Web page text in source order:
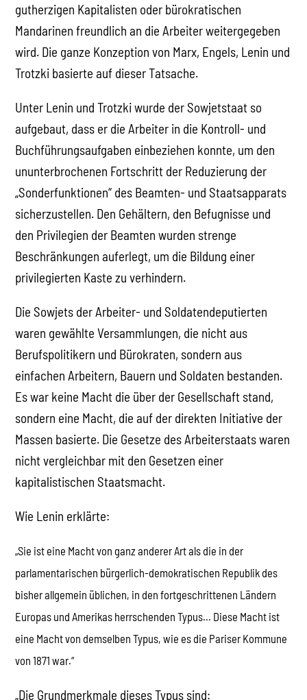
gutherzigen Kapitalisten oder bürokratischen
Mandarinen freundlich an die Arbeiter weitergegeben
wird. Die ganze Konzeption von Marx, Engels, Lenin und
Trotzki basierte auf dieser Tatsache.
Unter Lenin und Trotzki wurde der Sowjetstaat so
aufgebaut, dass er die Arbeiter in die Kontroll- und
Buchführungsaufgaben einbeziehen konnte, um den
ununterbrochenen Fortschritt der Reduzierung der
„Sonderfunktionen“ des Beamten- und Staatsapparats
sicherzustellen. Den Gehältern, den Befugnisse und
den Privilegien der Beamten wurden strenge
Beschränkungen auferlegt, um die Bildung einer
privilegierten Kaste zu verhindern.
Die Sowjets der Arbeiter- und Soldatendeputierten
waren gewählte Versammlungen, die nicht aus
Berufspolitikern und Bürokraten, sondern aus
einfachen Arbeitern, Bauern und Soldaten bestanden.
Es war keine Macht die über der Gesellschaft stand,
sondern eine Macht, die auf der direkten Initiative der
Massen basierte. Die Gesetze des Arbeiterstaats waren
nicht vergleichbar mit den Gesetzen einer
kapitalistischen Staatsmacht.
Wie Lenin erklärte:
„Sie ist eine Macht von ganz anderer Art als die in der
parlamentarischen bürgerlich-demokratischen Republik des
bisher allgemein üblichen, in den fortgeschrittenen Ländern
Europas und Amerikas herrschenden Typus… Diese Macht ist
eine Macht von demselben Typus, wie es die Pariser Kommune
von 1871 war.“
„Die Grundmerkmale dieses Typus sind: